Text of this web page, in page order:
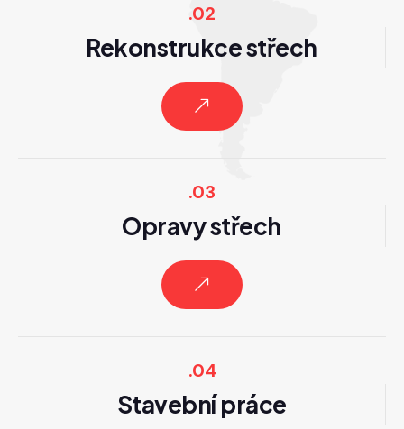
.02
Rekonstrukce střech
.03
Opravy střech
.04
Stavební práce